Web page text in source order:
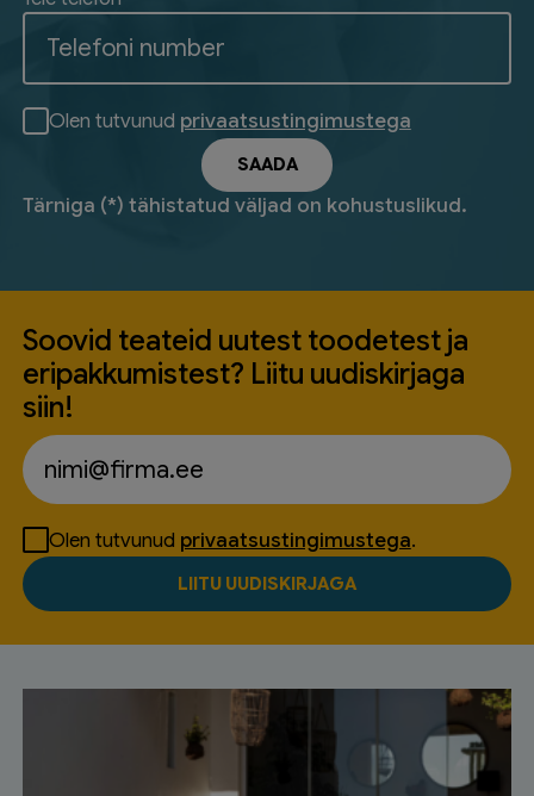
Olen tutvunud privaatsustingimustega
Tärniga (*) tähistatud väljad on kohustuslikud.
Soovid teateid uutest toodetest ja
eripakkumistest? Liitu uudiskirjaga
siin!
Olen tutvunud privaatsustingimustega.